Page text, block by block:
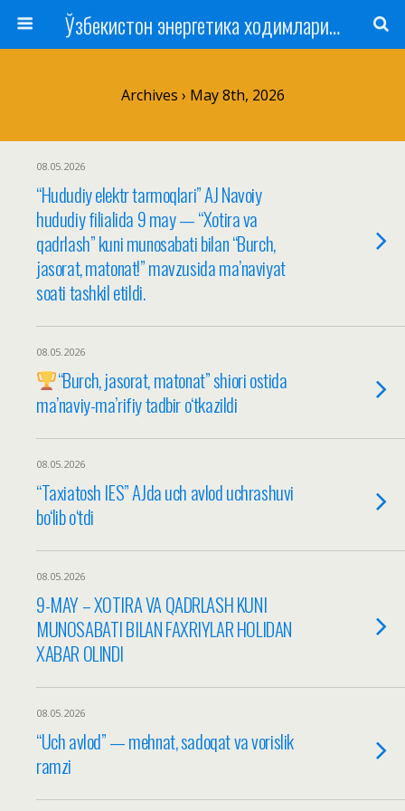
Ўзбекистон энергетика ходимлари касаба уюшмаси
Archives › May 8th, 2026
08.05.2026
“Hududiy elektr tarmoqlari” AJ Navoiy
hududiy filialida 9 may — “Xotira va
qadrlash” kuni munosabati bilan “Burch,
jasorat, matonat!” mavzusida ma’naviyat
soati tashkil etildi.
08.05.2026
“Burch, jasorat, matonat” shiori ostida
ma’naviy-ma’rifiy tadbir o‘tkazildi
08.05.2026
“Taxiatosh IES” AJda uch avlod uchrashuvi
bo‘lib o‘tdi
08.05.2026
9-MAY – XOTIRA VA QADRLASH KUNI
MUNOSABATI BILAN FAXRIYLAR HOLIDAN
XABAR OLINDI
08.05.2026
“Uch avlod” — mehnat, sadoqat va vorislik
ramzi